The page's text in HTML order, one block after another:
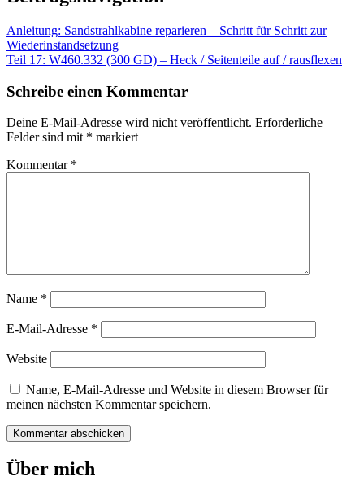
Anleitung: Sandstrahlkabine reparieren – Schritt für Schritt zur
Wiederinstandsetzung
Teil 17: W460.332 (300 GD) – Heck / Seitenteile auf / rausflexen
Schreibe einen Kommentar
Deine E-Mail-Adresse wird nicht veröffentlicht. Erforderliche
Felder sind mit * markiert
Kommentar *
Name *
E-Mail-Adresse *
Website
Name, E-Mail-Adresse und Website in diesem Browser für
meinen nächsten Kommentar speichern.
Über mich